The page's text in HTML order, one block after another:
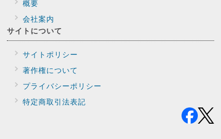
概要
会社案内
サイトについて
サイトポリシー
著作権について
プライバシーポリシー
特定商取引法表記